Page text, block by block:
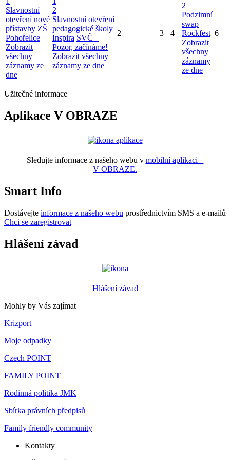
Slavnostní
otevření nové
přístavby ZŠ
Pohořelice
Zobrazit
všechny
záznamy ze
dne
2
Slavnostní otevření
pedagogické školy
Inspira SVČ –
Pozor, začínáme!
Zobrazit všechny
záznamy ze dne
2 3 4
2
Podzimní
swap
Rockfest
Zobrazit
všechny
záznamy
ze dne
6
Užitečné informace
Aplikace V OBRAZE
Sledujte informace z našeho webu v mobilní aplikaci –
V OBRAZE.
Smart Info
Dostávejte informace z našeho webu prostřednictvím SMS a e-mailů
Chci se zaregistrovat
Hlášení závad
Hlášení závad
Mohly by Vás zajímat
Krizport
Moje odpadky
Czech POINT
FAMILY POINT
Rodinná politika JMK
Sbírka právních předpisů
Family friendly community
Kontakty